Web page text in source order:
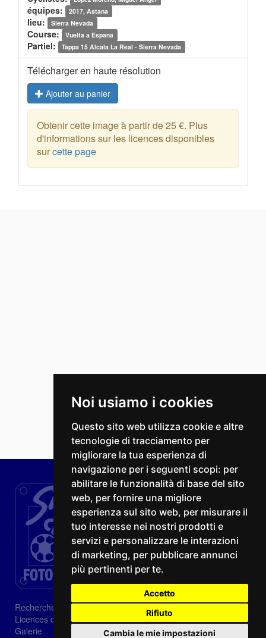
Noi usiamo i cookies
Questo sito web utilizza cookie e altre
tecnologie di tracciamento per
migliorare la tua esperienza di
navigazione per i seguenti scopi: per
abilitare le funzionalità di base del sito
web, per fornire una migliore
esperienza sul sito web, per misurare il
tuo interesse nei nostri prodotti e
servizi e personalizzare le interazioni
di marketing, per pubblicare annunci
più pertinenti per te.
Accetto
Rifiuto
Cambia le mie impostazioni
équipes: 2017, Astana
lieu: Sierra Nevada
Course: Vuelta a Espana
Partiel: Tappa 15 Alcala La Real - Sierra Nevada
Télécharger en haute résolution
Ajouter au panier
Obtenir cette image à partir de 25 €. Plus
d'informations sur les licences disponibles
surcette page
Recherche
Licences d'image
Galerie